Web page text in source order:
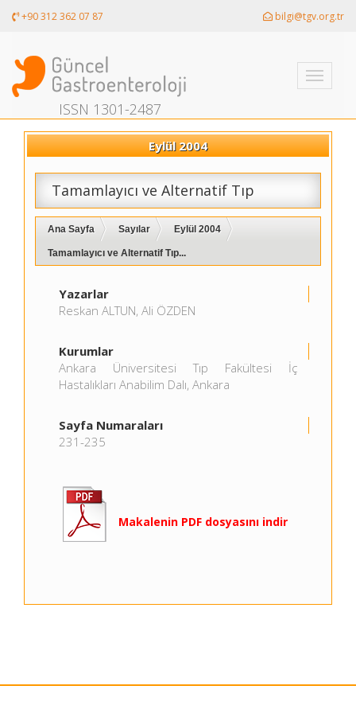
+90 312 362 07 87 bilgi@tgv.org.tr
Toggle
ISSN 1301-2487
Eylül 2004
Tamamlayıcı ve Alternatif Tıp
Ana Sayfa Sayılar Eylül 2004
Tamamlayıcı ve Alternatif Tıp...
Yazarlar
Reskan ALTUN, Ali ÖZDEN
Kurumlar
Ankara Üniversitesi Tıp Fakültesi İç
Hastalıkları Anabilim Dalı, Ankara
Sayfa Numaraları
231-235
Makalenin PDF dosyasını indir